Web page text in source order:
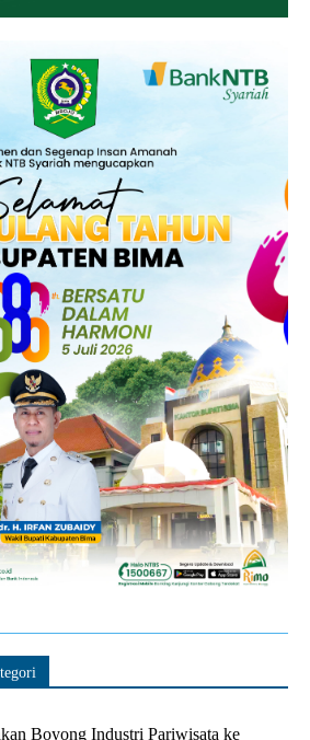
Boyong Industri Pariwisata ke